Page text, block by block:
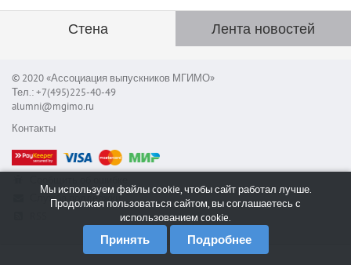
Стена Лента новостей
© 2020 «Ассоциация выпускников МГИМО»
Тел.: +7(495)225-40-49
alumni@mgimo.ru
Контакты
Служба поддержки
Мы используем файлы cookie, чтобы сайт работал лучше.
Продолжая пользоваться сайтом, вы соглашаетесь с
использованием cookie.
Принять Подробнее